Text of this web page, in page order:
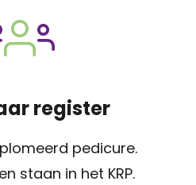
register
pedicure.
staan in het KRP.